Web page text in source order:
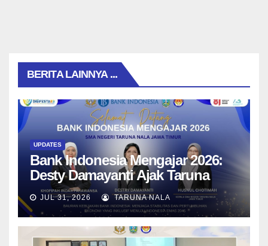
BERITA LAINNYA ...
UPDATES
Bank Indonesia Mengajar 2026:
Desty Damayanti Ajak Taruna
SMAN Taruna Nala Jawa Timur
Menjadi Generasi Pemimpin
Berwawasan Global
JUL 31, 2026 TARUNA NALA